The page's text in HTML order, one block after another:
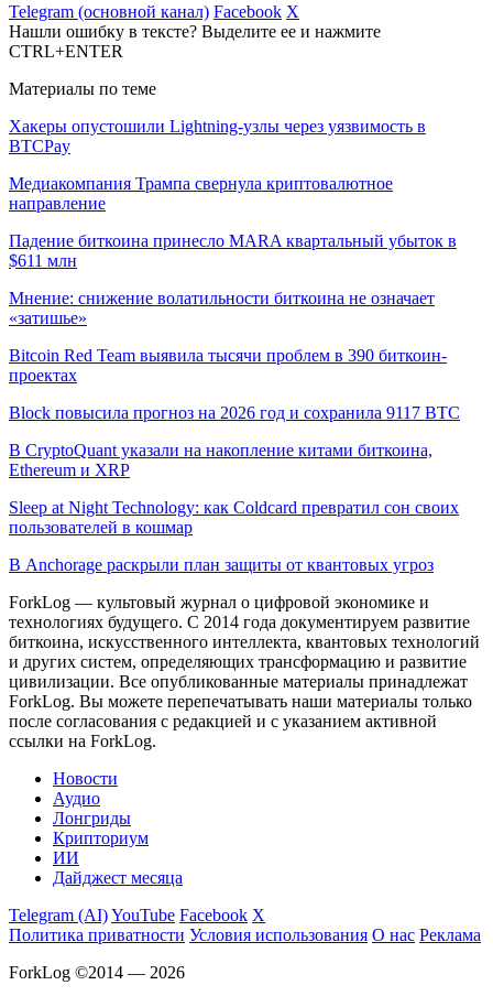
Telegram (основной канал) Facebook X
Нашли ошибку в тексте? Выделите ее и нажмите
CTRL+ENTER
Материалы по теме
Хакеры опустошили Lightning-узлы через уязвимость в
BTCPay
Медиакомпания Трампа свернула криптовалютное
направление
Падение биткоина принесло MARA квартальный убыток в
$611 млн
Мнение: снижение волатильности биткоина не означает
«затишье»
Bitcoin Red Team выявила тысячи проблем в 390 биткоин-
проектах
Block повысила прогноз на 2026 год и сохранила 9117 BTC
В CryptoQuant указали на накопление китами биткоина,
Ethereum и XRP
Sleep at Night Technology: как Coldcard превратил сон своих
пользователей в кошмар
В Anchorage раскрыли план защиты от квантовых угроз
ForkLog — культовый журнал о цифровой экономике и
технологиях будущего. С 2014 года документируем развитие
биткоина, искусственного интеллекта, квантовых технологий
и других систем, определяющих трансформацию и развитие
цивилизации. Все опубликованные материалы принадлежат
ForkLog. Вы можете перепечатывать наши материалы только
после согласования с редакцией и с указанием активной
ссылки на ForkLog.
Новости
Аудио
Лонгриды
Крипториум
ИИ
Дайджест месяца
Telegram (AI)YouTube Facebook X
Политика приватности Условия использования О нас Реклама
ForkLog ©2014 — 2026